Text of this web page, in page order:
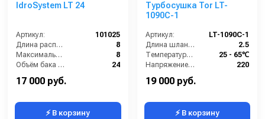
IdroSystem LT 24
Артикул:
101025
Длина распылительного шланга (м):
8
Максимальное давление на выходе (бар):
8
Объём бака / ресивера (л):
24
Габариты (ДхШхВ):
17 000 руб.
⚡ В корзину
Турбосушка Tor LT-
1090C-1
Артикул:
LT-1090C-1
Длина шланга (м):
2.5
Температура (°C):
25 - 65℃
Напряжение (В):
220
Мощность (кВт):
19 000 руб.
⚡ В корзину